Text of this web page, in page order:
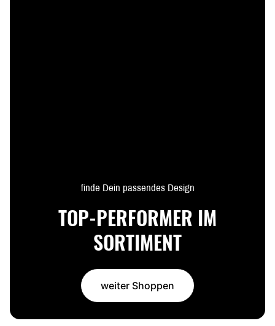
finde Dein passendes Design
TOP-PERFORMER IM
SORTIMENT
weiter Shoppen